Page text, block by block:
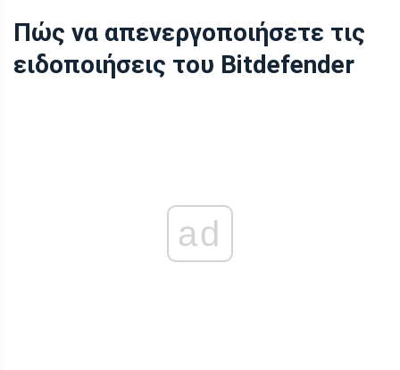
Πώς να απενεργοποιήσετε τις
ειδοποιήσεις του Bitdefender
ad